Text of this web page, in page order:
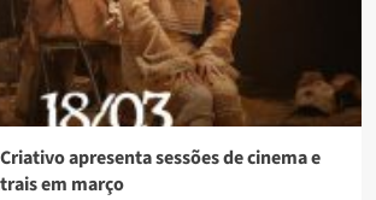
apresenta sessões de cinema e
em março